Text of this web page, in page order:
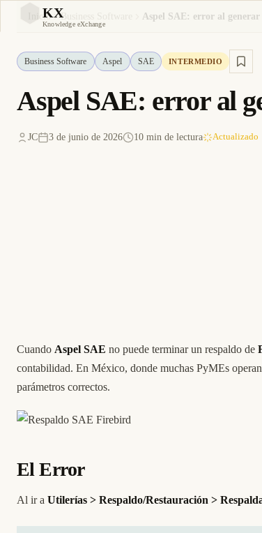
KX
Knowledge eXchange
Inicio Business Software
Business Software Aspel SAE INTERMEDIO
Aspel SAE: error al
JC 3 de junio de 2026 10 min de lectura Actualizado
Cuando Aspel SAE no puede terminar un respaldo de
contabilidad. En México, donde muchas PyMEs
parámetros correctos.
El Error
Al ir a Utilerías > Respaldo/Restauración >